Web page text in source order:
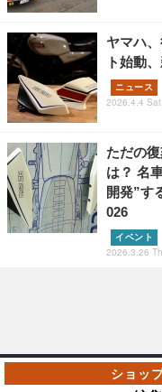
ヤマハ
ト始動
ニュース
2026.4.4
ただの
は？ 名
開発”す
026
イベント
2026.3.26